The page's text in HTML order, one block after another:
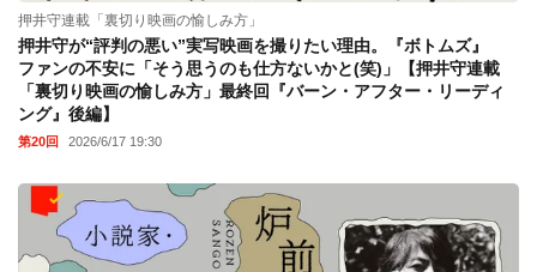
押井守連載「裏切り映画の愉しみ方」
押井守が“評判の悪い”実写映画を撮りたい理由。『ボトムズ』
ファンの不安に「そう思うのも仕方ないかと(笑)」【押井守連載
「裏切り映画の愉しみ方」最終回『バーン・アフター・リーディ
ング』後編】
第20回 2026/6/17 19:30